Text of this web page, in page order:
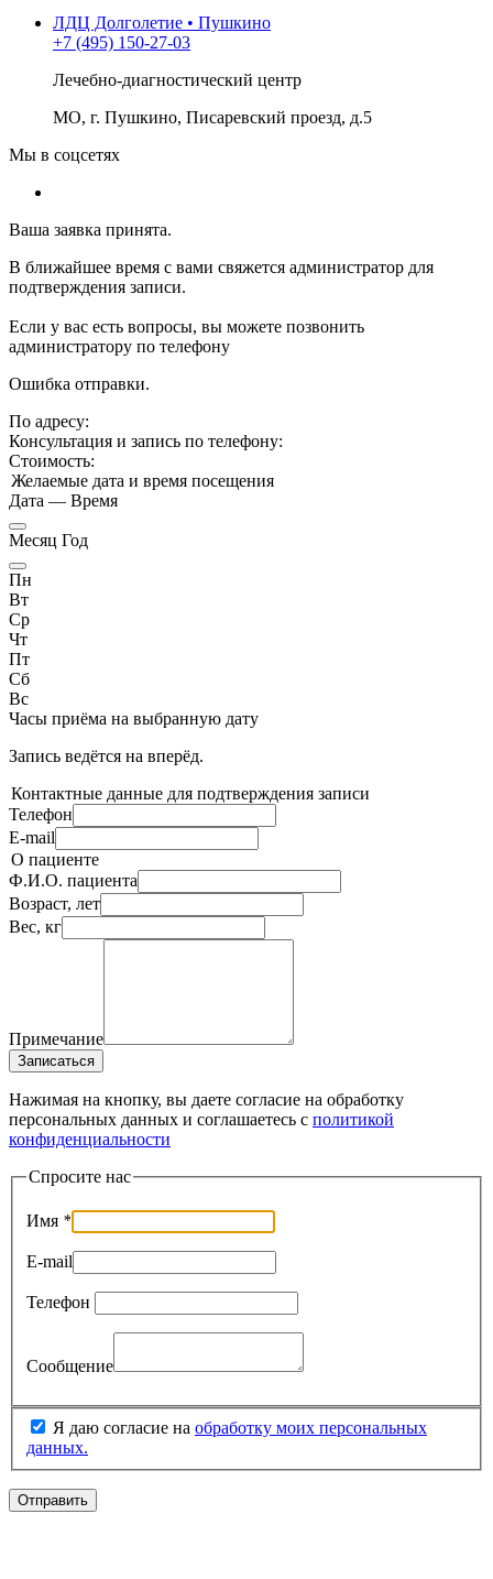
ЛДЦ Долголетие • Пушкино
+7 (495) 150-27-03
Лечебно-диагностический центр
МО, г. Пушкино, Писаревский проезд, д.5
Мы в соцсетях
Ваша заявка принята.
В ближайшее время с вами свяжется администратор для
подтверждения записи.
Если у вас есть вопросы, вы можете позвонить
администратору по телефону
Ошибка отправки.
По адресу:
Консультация и запись по телефону:
Стоимость:
Желаемые дата и время посещения
Дата — Время
Месяц Год
Пн
Вт
Ср
Чт
Пт
Сб
Вс
Часы приёма на выбранную дату
Запись ведётся на вперёд.
Контактные данные для подтверждения записи
Телефон
E-mail
О пациенте
Ф.И.О. пациента
Возраст, лет
Вес, кг
Примечание
Записаться
Нажимая на кнопку, вы даете согласие на обработку
персональных данных и соглашаетесь c политикой
конфиденциальности
Спросите нас
Имя *
E-mail
Телефон
Сообщение
Я даю согласие на обработку моих персональных
данных.
Отправить